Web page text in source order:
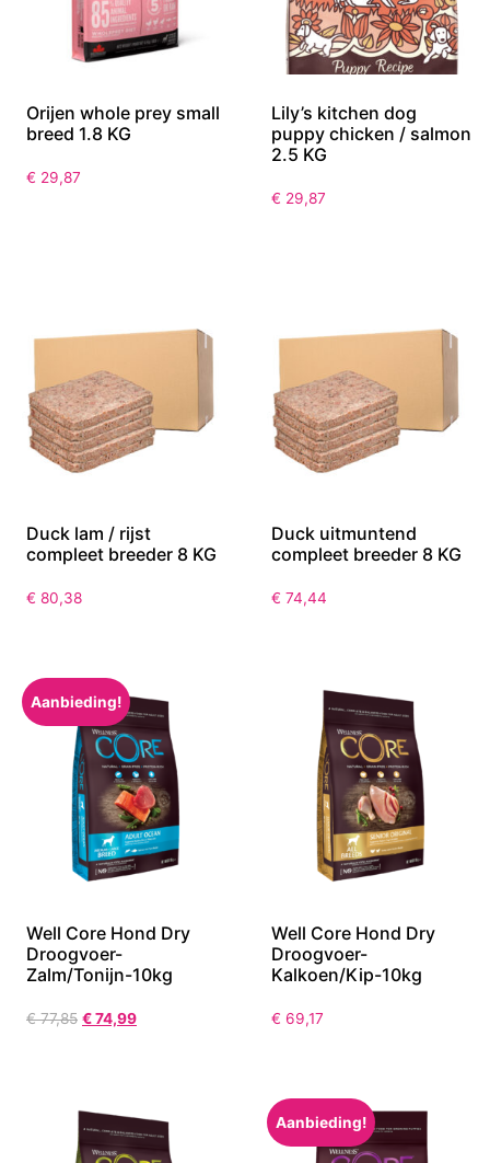
Orijen whole prey small
breed 1.8 KG
€ 29,87
Lily’s kitchen dog
puppy chicken / salmon
2.5 KG
€ 29,87
Duck lam / rijst
compleet breeder 8 KG
€ 80,38
Duck uitmuntend
compleet breeder 8 KG
€ 74,44
Aanbieding!
Well Core Hond Dry
Droogvoer-
Zalm/Tonijn-10kg
€77,85 €74,99
Well Core Hond Dry
Droogvoer-
Kalkoen/Kip-10kg
€ 69,17
Aanbieding!